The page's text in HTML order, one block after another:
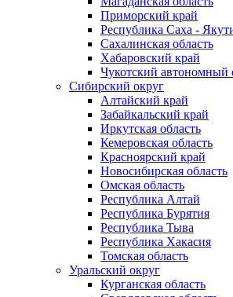
Приморский край
Республика Саха -
Сахалинская область
Хабаровский край
Чукотский автономный
Сибирский округ
Алтайский край
Забайкальский край
Иркутская область
Кемеровская область
Красноярский край
Новосибирская область
Омская область
Республика Алтай
Республика Бурятия
Республика Тыва
Республика Хакасия
Томская область
Уральский округ
Курганская область